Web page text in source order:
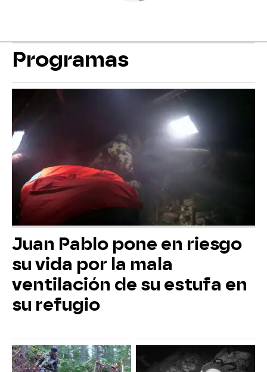
Programas
Juan Pablo pone en riesgo
su vida por la mala
ventilación de su estufa en
su refugio